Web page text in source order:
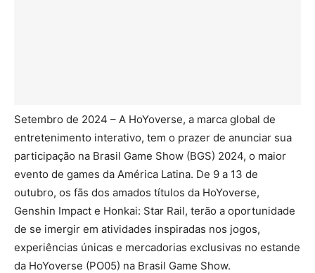
Setembro de 2024 – A HoYoverse, a marca global de
entretenimento interativo, tem o prazer de anunciar sua
participação na Brasil Game Show (BGS) 2024, o maior
evento de games da América Latina. De 9 a 13 de
outubro, os fãs dos amados títulos da HoYoverse,
Genshin Impact e Honkai: Star Rail, terão a oportunidade
de se imergir em atividades inspiradas nos jogos,
experiências únicas e mercadorias exclusivas no estande
da HoYoverse (PO05) na Brasil Game Show.